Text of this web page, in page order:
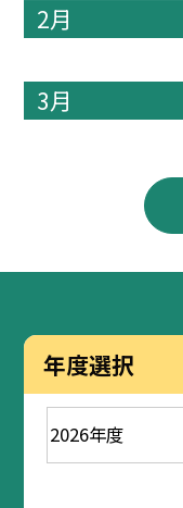
2月
3月
年度選択